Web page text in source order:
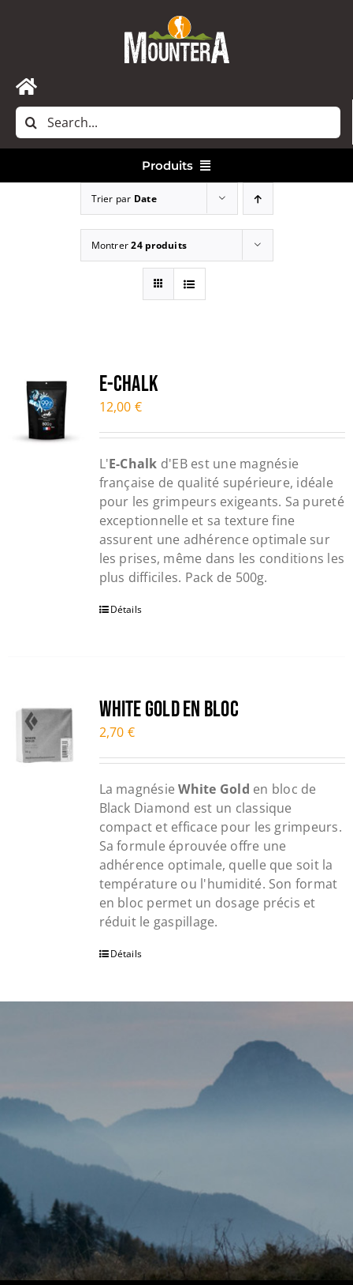
Toggle
Navigation
Accueil
Rechercher:
Produits
Randonnée
Escalade / Alpinisme
Bons Plans
Trier par Date
Montrer24 produits
E-CHALK
12,00 €
L'E-Chalk d'EB est une magnésie
française de qualité supérieure, idéale
pour les grimpeurs exigeants. Sa pureté
exceptionnelle et sa texture fine
assurent une adhérence optimale sur
les prises, même dans les conditions les
plus difficiles. Pack de 500g.
Détails
WHITE GOLD en bloc
2,70 €
La magnésieWhite Gold en bloc de
Black Diamond est un classique
compact et efficace pour les grimpeurs.
Sa formule éprouvée offre une
adhérence optimale, quelle que soit la
température ou l'humidité. Son format
en bloc permet un dosage précis et
réduit le gaspillage.
Détails